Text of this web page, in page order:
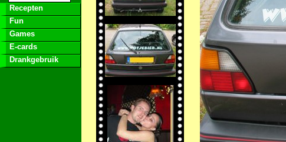
Recepten
Fun
Games
E-cards
Drankgebruik